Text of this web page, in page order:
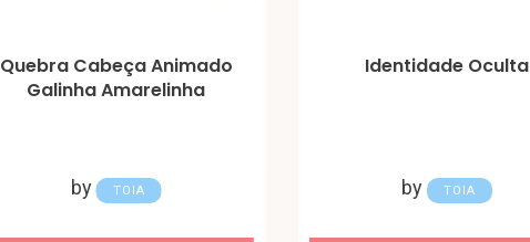
Quebra Cabeça Animado
Galinha Amarelinha
by TOIA
Identidade Oculta
by TOIA